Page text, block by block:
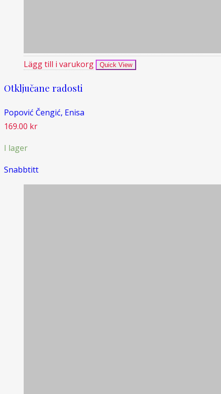
Lägg till i varukorg Quick View
Otključane radosti
Popović Čengić, Enisa
169.00 kr
I lager
Snabbtitt